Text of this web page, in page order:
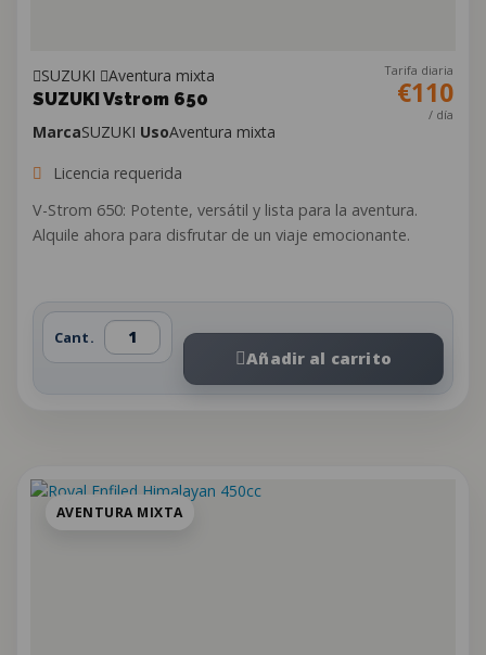
SUZUKI
Aventura mixta
SUZUKI Vstrom 650
Tarifa diaria
€110
/ día
MarcaSUZUKI UsoAventura mixta
Licencia requerida
V-Strom 650: Potente, versátil y lista para la aventura.
Alquile ahora para disfrutar de un viaje emocionante.
Cant.
Añadir al carrito
AVENTURA MIXTA